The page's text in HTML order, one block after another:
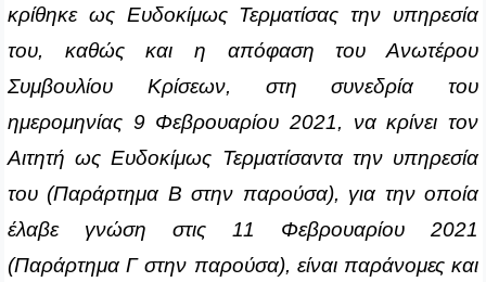
κρίθηκε ως Ευδοκίμως Τερματίσας την υπηρεσία
του, καθώς και η απόφαση του Ανωτέρου
Συμβουλίου Κρίσεων, στη συνεδρία του
ημερομηνίας 9 Φεβρουαρίου 2021, να κρίνει τον
Αιτητή ως Ευδοκίμως Τερματίσαντα την υπηρεσία
του (Παράρτημα Β στην παρούσα), για την οποία
έλαβε γνώση στις 11 Φεβρουαρίου 2021
(Παράρτημα Γ στην παρούσα), είναι παράνομες και